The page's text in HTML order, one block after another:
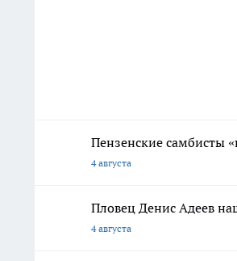
Пензенские самбисты
4 августа
Пловец Денис Адеев
4 августа